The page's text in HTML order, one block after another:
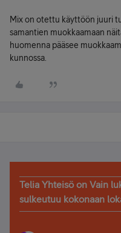
Mix on otettu käyttöön juuri
samantien muokkaamaan
huomenna pääsee
kunnossa.
Telia Yhteisö on Vain
sulkeutuu kokonaan